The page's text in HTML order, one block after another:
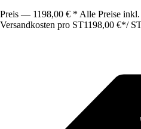
Preis — 1198,00 € * Alle Preise
Versandkosten pro ST1198,00 €*/